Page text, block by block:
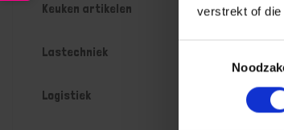
verstrekt of
Keuken artikelen
Lastechniek
Logistiek